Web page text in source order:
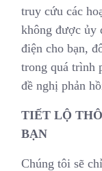
truy cứu các
không được ủy
điện cho bạn,
trong quá trình
đề nghị phản
TIẾT LỘ
BẠN
Chúng tôi sẽ